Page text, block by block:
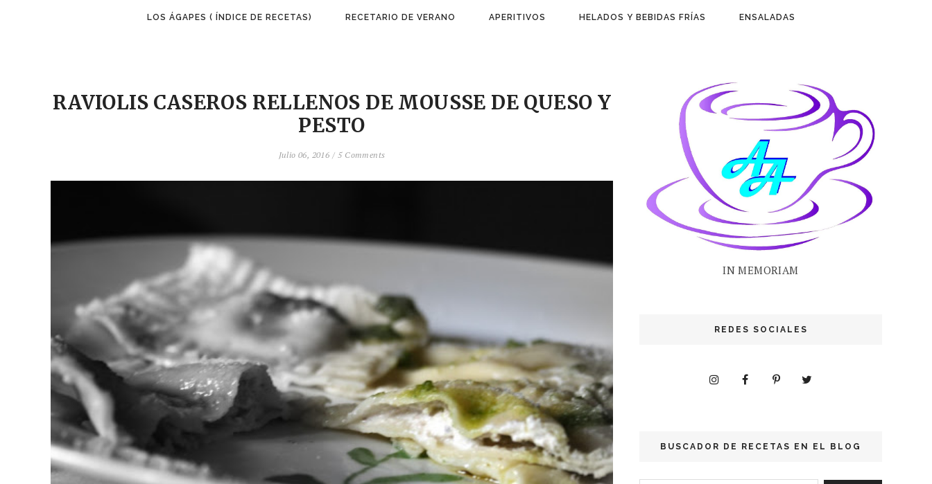
LOS ÁGAPES ( ÍNDICE DE RECETAS) RECETARIO DE VERANO APERITIVOS HELADOS Y BEBIDAS FRÍAS ENSALADAS
RAVIOLIS CASEROS RELLENOS DE MOUSSE DE QUESO Y
PESTO
Julio 06, 2016 / 5 Comments
IN MEMORIAM
REDES SOCIALES
BUSCADOR DE RECETAS EN EL BLOG